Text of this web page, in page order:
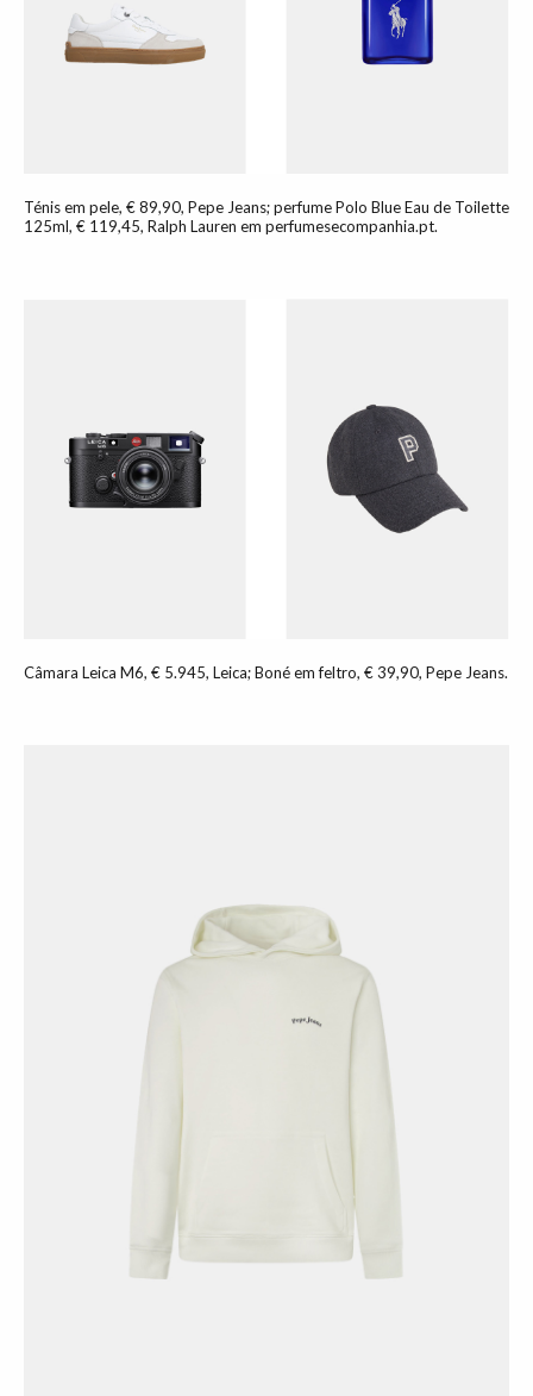
Ténis em pele, € 89,90, Pepe Jeans; perfume Polo Blue Eau de Toilette
125ml, € 119,45, Ralph Lauren em perfumesecompanhia.pt.
Câmara Leica M6, € 5.945, Leica; Boné em feltro, € 39,90, Pepe Jeans.